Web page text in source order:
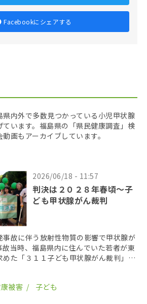
Facebookにシェアする
内外で多数見つかっている小児甲状腺
います。福島県の「県民健康調査」検
画もアーカイブしています。
2026/06/18 - 11:57
判決は２０２８年春頃〜子
ども甲状腺がん裁判
故に伴う放射性物質の影響で甲状腺が
当時、福島県内に住んでいた若者が東
た「３１１子ども甲状腺がん裁判」の
２６年６月１７日に開かれた。裁 […]
被害 子ども